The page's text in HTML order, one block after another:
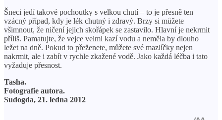
Šneci jedí takové pochoutky s velkou chutí – to je přesně ten
vzácný případ, kdy je lék chutný i zdravý. Brzy si můžete
všimnout, že ničení jejich skořápek se zastavilo. Hlavní je nekrmit
příliš. Pamatujte, že vejce velmi kazí vodu a neměla by dlouho
ležet na dně. Pokud to přeženete, můžete své mazlíčky nejen
nakrmit, ale i zabít v rychle zkažené vodě. Jako každá léčba i tato
vyžaduje přesnost.
Tasha.
Fotografie autora.
Sudogda, 21. ledna 2012